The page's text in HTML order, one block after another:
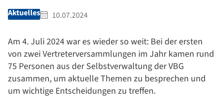
Aktuelles 10.07.2024
Am 4. Juli 2024 war es wieder so weit: Bei der ersten
von zwei Vertreterversammlungen im Jahr kamen rund
75 Personen aus der Selbstverwaltung der VBG
zusammen, um aktuelle Themen zu besprechen und
um wichtige Entscheidungen zu treffen.